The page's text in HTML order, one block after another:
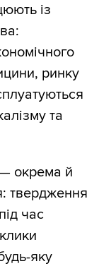
із
ринку
та
окрема й
твердження
час
яку